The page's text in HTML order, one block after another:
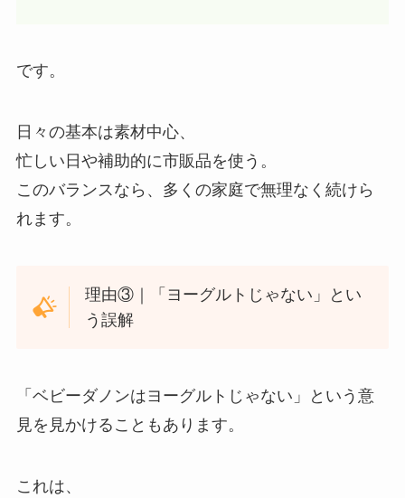
です。
日々の基本は素材中心、
忙しい日や補助的に市販品を使う。
このバランスなら、多くの家庭で無理なく続けら
れます。
理由③｜「ヨーグルトじゃない」とい
う誤解
「ベビーダノンはヨーグルトじゃない」という意
見を見かけることもあります。
これは、